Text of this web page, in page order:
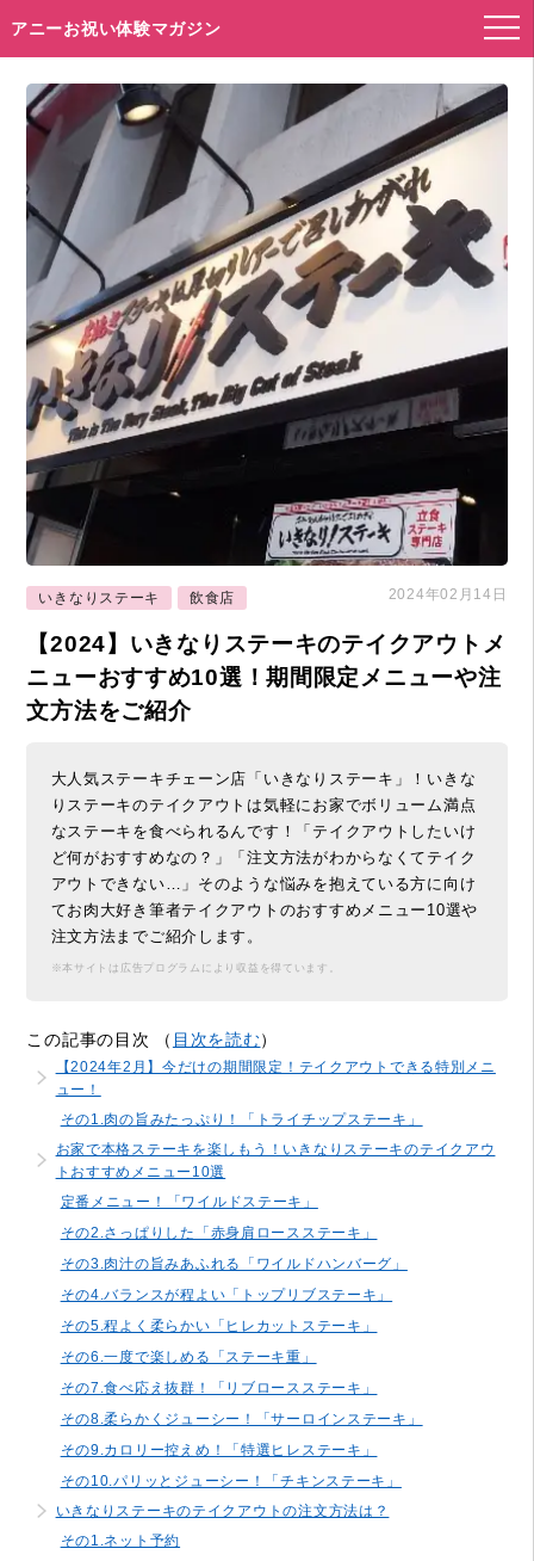
アニーお祝い体験マガジン
いきなりステーキ 飲食店 2024年02月14日
【2024】いきなりステーキのテイクアウトメ
ニューおすすめ10選！期間限定メニューや注
文方法をご紹介
大人気ステーキチェーン店「いきなりステーキ」！いきな
りステーキのテイクアウトは気軽にお家でボリューム満点
なステーキを食べられるんです！「テイクアウトしたいけ
ど何がおすすめなの？」「注文方法がわからなくてテイク
アウトできない…」そのような悩みを抱えている方に向け
てお肉大好き筆者テイクアウトのおすすめメニュー10選や
注文方法までご紹介します。
※本サイトは広告プログラムにより収益を得ています。
この記事の目次 （ 目次を読む）
【2024年2月】今だけの期間限定！テイクアウトできる特別メニ
ュー！
その1.肉の旨みたっぷり！「トライチップステーキ」
お家で本格ステーキを楽しもう！いきなりステーキのテイクアウ
トおすすめメニュー10選
定番メニュー！「ワイルドステーキ」
その2.さっぱりした「赤身肩ロースステーキ」
その3.肉汁の旨みあふれる「ワイルドハンバーグ」
その4.バランスが程よい「トップリブステーキ」
その5.程よく柔らかい「ヒレカットステーキ」
その6.一度で楽しめる「ステーキ重」
その7.食べ応え抜群！「リブロースステーキ」
その8.柔らかくジューシー！「サーロインステーキ」
その9.カロリー控えめ！「特選ヒレステーキ」
その10.パリッとジューシー！「チキンステーキ」
いきなりステーキのテイクアウトの注文方法は？
その1.ネット予約